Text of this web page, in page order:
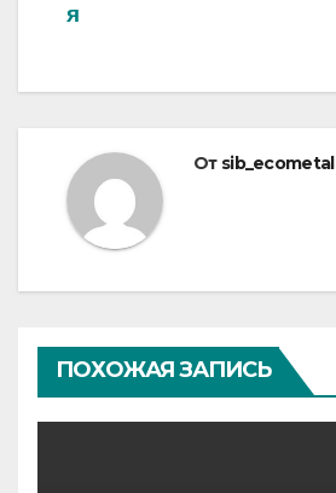
я
От sib_ecometal
ПОХОЖАЯ ЗАПИСЬ